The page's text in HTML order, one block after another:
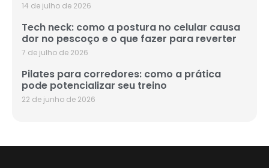
14 de julho de 2026
Tech neck: como a postura no celular causa
dor no pescoço e o que fazer para reverter
7 de julho de 2026
Pilates para corredores: como a prática
pode potencializar seu treino
22 de junho de 2026